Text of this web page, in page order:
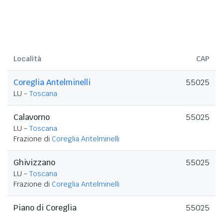
Località CAP
Coreglia Antelminelli
LU - Toscana
55025
Calavorno
LU - Toscana
Frazione di Coreglia Antelminelli
55025
Ghivizzano
LU - Toscana
Frazione di Coreglia Antelminelli
55025
Piano di Coreglia 55025